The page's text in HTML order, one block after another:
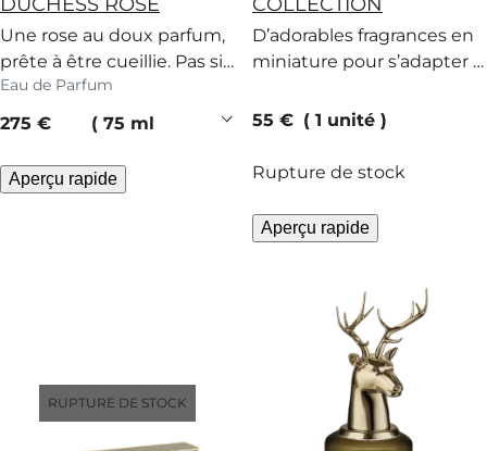
Une rose au doux parfum,
prête à être cueillie. Pas si
innocente après tout.
Eau de Parfum
current price
275 € 75 ml
Aperçu rapide
D’adorables fragrances en
miniature pour s’adapter à
leur envie.
current price
55 € 1 unité
Rupture de stock
Aperçu rapide
RUPTURE DE STOCK